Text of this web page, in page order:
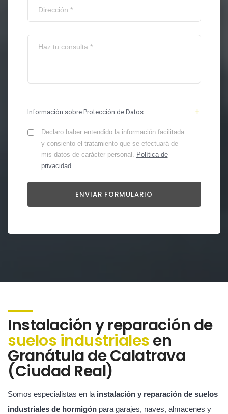
Información sobre Protección de Datos
Declaro haber entendido la información facilitada
y consiento el tratamiento que se efectuará de
mis datos de carácter personal. Política de
privacidad.
Instalación y reparación de
suelos industrialesen
Granátula de Calatrava
(Ciudad Real)
Somos especialistas en la instalación y reparación de suelos
industriales de hormigón para garajes, naves, almacenes y